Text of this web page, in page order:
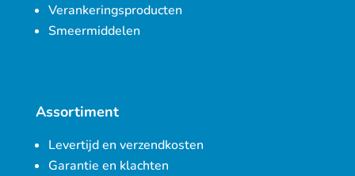
Verankeringsproducten
Smeermiddelen
Assortiment
Levertijd en verzendkosten
Garantie en klachten